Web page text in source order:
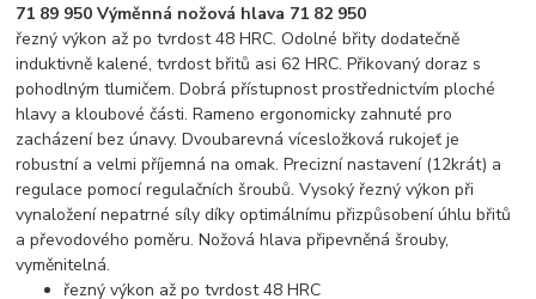
71 89 950 Výměnná nožová hlava 71 82 950
řezný výkon až po tvrdost 48 HRC. Odolné břity dodatečně
induktivně kalené, tvrdost břitů asi 62 HRC. Přikovaný doraz s
pohodlným tlumičem. Dobrá přístupnost prostřednictvím ploché
hlavy a kloubové části. Rameno ergonomicky zahnuté pro
zacházení bez únavy. Dvoubarevná vícesložková rukojeť je
robustní a velmi příjemná na omak. Precizní nastavení (12krát) a
regulace pomocí regulačních šroubů. Vysoký řezný výkon při
vynaložení nepatrné síly díky optimálnímu přizpůsobení úhlu břitů
a převodového poměru. Nožová hlava připevněná šrouby,
vyměnitelná.
řezný výkon až po tvrdost 48 HRC